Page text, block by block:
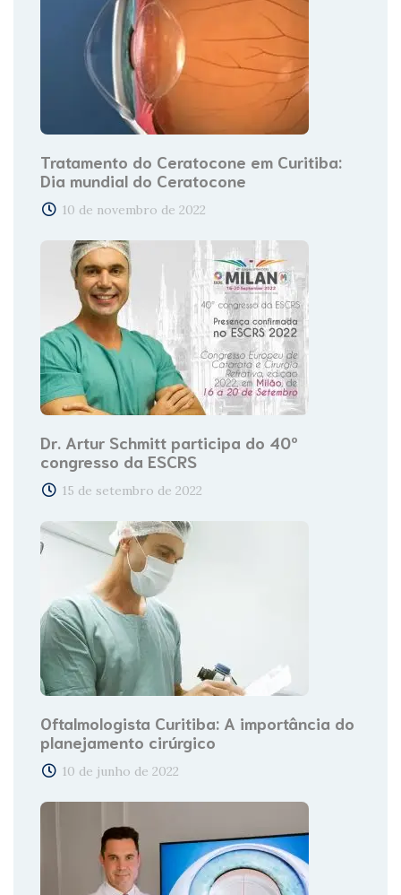
Tratamento do Ceratocone em Curitiba:
Dia mundial do Ceratocone
10 de novembro de 2022
Dr. Artur Schmitt participa do 40º
congresso da ESCRS
15 de setembro de 2022
Oftalmologista Curitiba: A importância do
planejamento cirúrgico
10 de junho de 2022